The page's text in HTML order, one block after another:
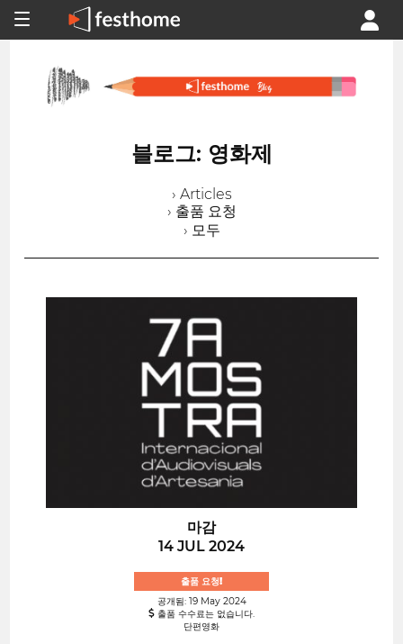
블로그: 영화제
› Articles
› 출품 요청
› 모두
마감
14 JUL 2024
출품 요청!
공개됨: 19 May 2024
출품 수수료는 없습니다.
단편영화